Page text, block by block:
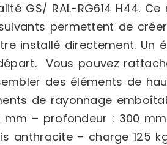
GS/ RAL-RG614 H44.
permettent de
installé directement. Un
Vous pouvez
des éléments de
de rayonnage
– profondeur : 300
anthracite – charge 125